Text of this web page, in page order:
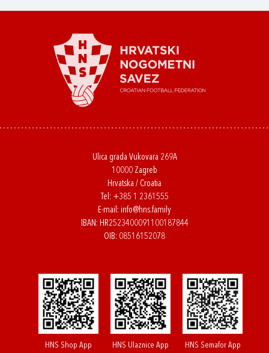
Ulica grada Vukovara 269A
10000 Zagreb
Hrvatska / Croatia
Tel: +385 1 2361555
E-mail: info@hns.family
IBAN: HR2523400091100187844
OIB: 08516152078
HNS Shop App HNS Ulaznice App HNS Semafor App